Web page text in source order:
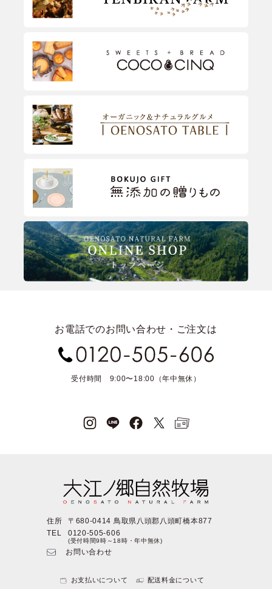
お電話でのお問い合わせ・ご注文は
受付時間 9:00〜18:00（年中無休）
住所
〒680-0414 鳥取県八頭郡八頭町橋本877
TEL
0120-505-606
(受付時間9時～18時・年中無休)
お問い合わせ
お支払いについて 配送料金について